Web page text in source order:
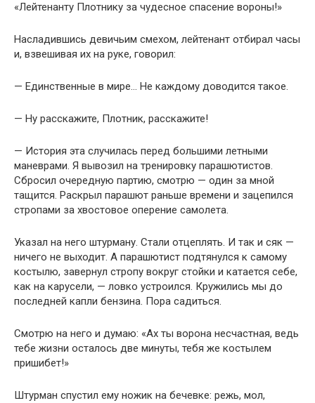
«Лейтенанту Плотнику за чудесное спасение вороны!»
Насладившись девичьим смехом, лейтенант отбирал часы
и, взвешивая их на руке, говорил:
— Единственные в мире… Не каждому доводится такое.
— Ну расскажите, Плотник, расскажите!
— История эта случилась перед большими летными
маневрами. Я вывозил на тренировку парашютистов.
Сбросил очередную партию, смотрю — один за мной
тащится. Раскрыл парашют раньше времени и зацепился
стропами за хвостовое оперение самолета.
Указал на него штурману. Стали отцеплять. И так и сяк —
ничего не выходит. А парашютист подтянулся к самому
костылю, завернул стропу вокруг стойки и катается себе,
как на карусели, — ловко устроился. Кружились мы до
последней капли бензина. Пора садиться.
Смотрю на него и думаю: «Ах ты ворона несчастная, ведь
тебе жизни осталось две минуты, тебя же костылем
пришибет!»
Штурман спустил ему ножик на бечевке: режь, мол,